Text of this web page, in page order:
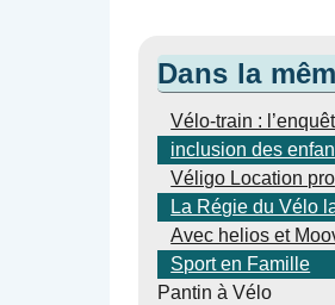
Dans la
Vélo-train :
inclusion des
Véligo Location
La Régie du Vélo
Avec helios et
Sport en Famille
Pantin à Vélo